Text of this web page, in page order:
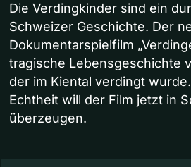
Die Verdingkinder sind ein
Schweizer Geschichte. Der
Dokumentarspielfilm
tragische Lebensgeschichte
der im Kiental verdingt
Echtheit will der Film jetzt in
überzeugen.